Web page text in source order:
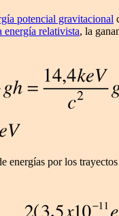
potencial gravitacional
energía relativista, la
energías por los